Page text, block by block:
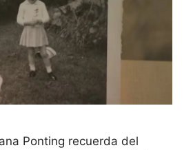
Ponting recuerda del